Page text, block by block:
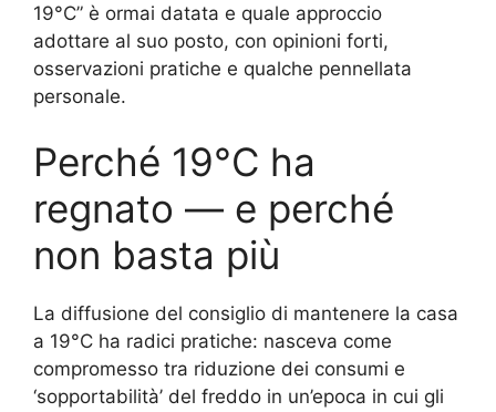
19°C” è ormai datata e quale approccio
adottare al suo posto, con opinioni forti,
osservazioni pratiche e qualche pennellata
personale.
Perché 19°C ha
regnato — e perché
non basta più
La diffusione del consiglio di mantenere la casa
a 19°C ha radici pratiche: nasceva come
compromesso tra riduzione dei consumi e
‘sopportabilità’ del freddo in un’epoca in cui gli